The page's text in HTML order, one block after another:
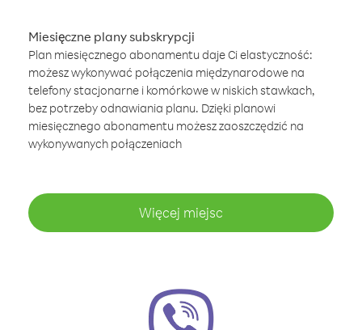
Miesięczne plany subskrypcji
Plan miesięcznego abonamentu daje Ci elastyczność:
możesz wykonywać połączenia międzynarodowe na
telefony stacjonarne i komórkowe w niskich stawkach,
bez potrzeby odnawiania planu. Dzięki planowi
miesięcznego abonamentu możesz zaoszczędzić na
wykonywanych połączeniach
Więcej miejsc